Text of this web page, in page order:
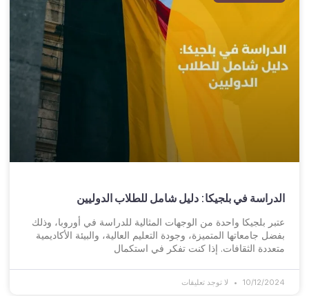
الدراسة في بلجيكا: دليل شامل للطلاب الدوليين
عتبر بلجيكا واحدة من الوجهات المثالية للدراسة في أوروبا، وذلك
بفضل جامعاتها المتميزة، وجودة التعليم العالية، والبيئة الأكاديمية
متعددة الثقافات. إذا كنت تفكر في استكمال
10/12/2024 لا توجد تعليقات